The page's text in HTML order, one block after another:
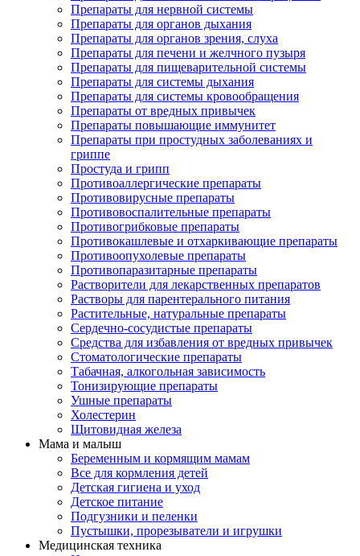
Препараты для нервной системы
Препараты для органов дыхания
Препараты для органов зрения, слуха
Препараты для печени и желчного пузыря
Препараты для пищеварительной системы
Препараты для системы дыхания
Препараты для системы кровообращения
Препараты от вредных привычек
Препараты повышающие иммунитет
Препараты при простудных заболеваниях и
гриппе
Простуда и грипп
Противоаллергические препараты
Противовирусные препараты
Противовоспалительные препараты
Противогрибковые препараты
Противокашлевые и отхаркивающие препараты
Противоопухолевые препараты
Противопаразитарные препараты
Растворители для лекарственных препаратов
Растворы для парентерального питания
Растительные, натуральные препараты
Сердечно-сосудистые препараты
Средства для избавления от вредных привычек
Стоматологические препараты
Табачная, алкогольная зависимость
Тонизирующие препараты
Ушные препараты
Холестерин
Щитовидная железа
Мама и малыш
Беременным и кормящим мамам
Все для кормления детей
Детская гигиена и уход
Детское питание
Подгузники и пеленки
Пустышки, прорезыватели и игрушки
Медицинская техника